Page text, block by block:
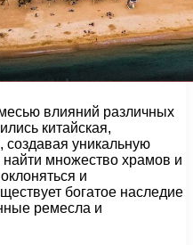
влияний различных
китайская,
создавая уникальную
множество храмов и
и
богатое наследие
ремесла и